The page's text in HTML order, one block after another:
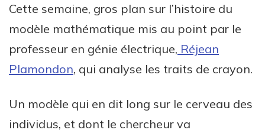
Cette semaine, gros plan sur l’histoire du
modèle mathématique mis au point par le
professeur en génie électrique, Réjean
Plamondon, qui analyse les traits de crayon.
Un modèle qui en dit long sur le cerveau des
individus, et dont le chercheur va